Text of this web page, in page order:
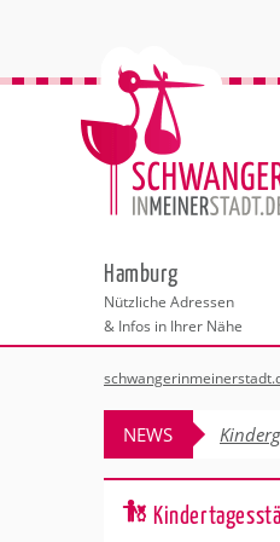
Hamburg
Nützliche Adressen
& Infos in Ihrer Nähe
Städteauswahl
Adressen
Behördengänge &
NEWS